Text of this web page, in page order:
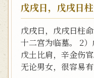
戊戌日，戊戌日
戊戌日，戊戌日柱
十二宫为临墓。 2）
戊土比肩，辛金伤
无论男女，很容易